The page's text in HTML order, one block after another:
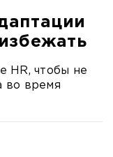
HR, чтобы не
во время